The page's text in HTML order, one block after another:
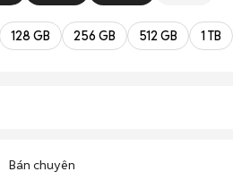
128 GB 256 GB 512 GB 1 TB
Bán chuyên